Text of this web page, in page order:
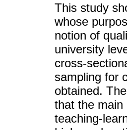
This study
whose
notion of
university
cross-
sampling for
obtained.
that the main
teaching-